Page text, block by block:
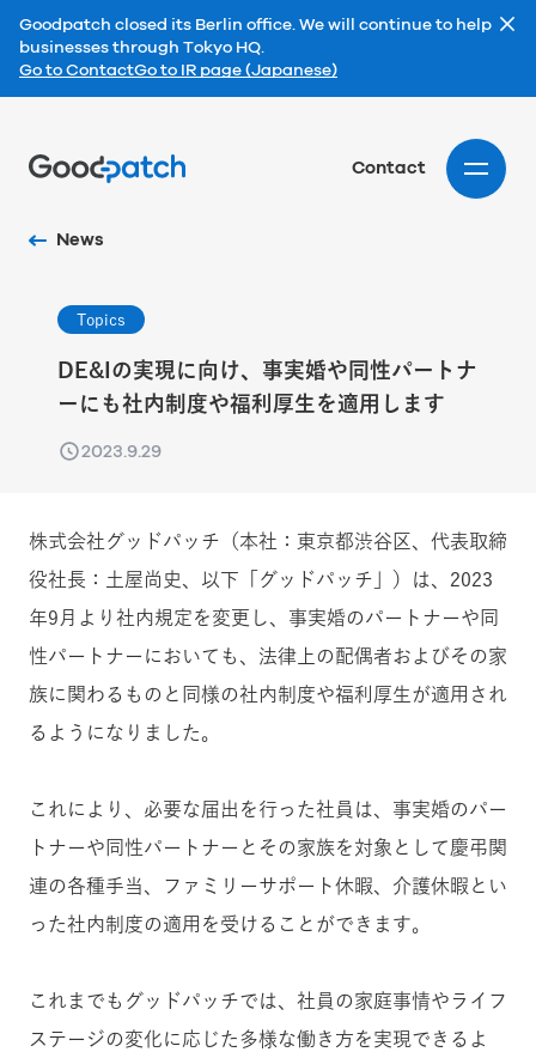
Goodpatch closed its Berlin office. We will continue to help
businesses through Tokyo HQ.
Go to ContactGo to IR page (Japanese)
Contact
News
Topics
DE&Iの実現に向け、事実婚や同性パートナ
ーにも社内制度や福利厚生を適用します
2023.9.29
株式会社グッドパッチ（本社：東京都渋谷区、代表取締
役社長：土屋尚史、以下「グッドパッチ」）は、2023
年9月より社内規定を変更し、事実婚のパートナーや同
性パートナーにおいても、法律上の配偶者およびその家
族に関わるものと同様の社内制度や福利厚生が適用され
るようになりました。
これにより、必要な届出を行った社員は、事実婚のパー
トナーや同性パートナー とその家族を対象として慶弔関
連の各種手当、ファミリーサポート休暇、介護休暇とい
った社内制度の適用を受けることができます。
これまでもグッドパッチでは、社員の家庭事情やライフ
ステージの変化に応じた多様な働き方を実現できるよ